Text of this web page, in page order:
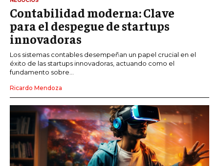
Contabilidad moderna: Clave
para el despegue de startups
innovadoras
Los sistemas contables desempeñan un papel crucial en el
éxito de las startups innovadoras, actuando como el
fundamento sobre...
Ricardo Mendoza